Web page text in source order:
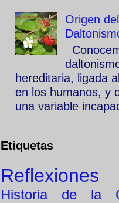
Origen
hereditaria, ligada
en los humanos, y
una variable
Etiquetas
Reflexiones
Historia de la